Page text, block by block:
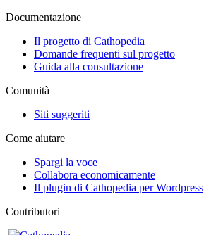
Documentazione
Il progetto di Cathopedia
Domande frequenti sul progetto
Guida alla consultazione
Comunità
Siti suggeriti
Come aiutare
Spargi la voce
Collabora economicamente
Il plugin di Cathopedia per Wordpress
Contributori